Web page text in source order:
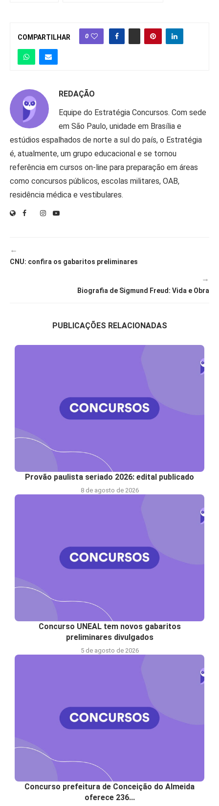
COMPARTILHAR 0
REDAÇÃO
Equipe do Estratégia Concursos. Com sede
em São Paulo, unidade em Brasília e
estúdios espalhados de norte a sul do país, o Estratégia
é, atualmente, um grupo educacional e se tornou
referência em cursos on-line para preparação em áreas
como concursos públicos, escolas militares, OAB,
residência médica e vestibulares.
←
CNU: confira os gabaritos preliminares
→
Biografia de Sigmund Freud: Vida e Obra
PUBLICAÇÕES RELACIONADAS
Provão paulista seriado 2026: edital publicado
8 de agosto de 2026
Concurso UNEAL tem novos gabaritos
preliminares divulgados
5 de agosto de 2026
Concurso prefeitura de Conceição do Almeida
oferece 236...